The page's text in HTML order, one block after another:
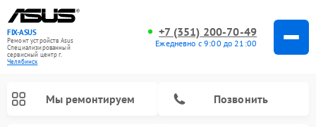
FIX-ASUS
Ремонт устройств Asus
Специализированный
cервисный центр г.
Челябинск
+7 (351) 200-70-49
Ежедневно с 9:00 до 21:00
Мы ремонтируем Позвонить